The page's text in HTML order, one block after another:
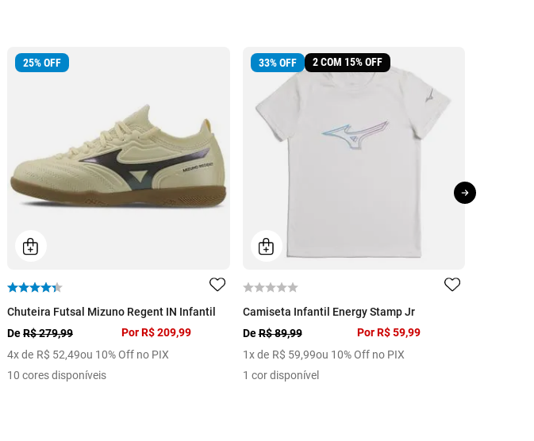
25%OFF
Chuteira Futsal Mizuno Regent IN Infantil
DeR$ 279,99
4x de R$ 52,49ou 10% Off no PIX
Por R$ 209,99
10 cores disponíveis
33%OFF 2 COM 15% OFF
Camiseta Infantil Energy Stamp Jr
DeR$ 89,99
1 x de R$ 59,99ou 10% Off no PIX
Por R$ 59,99
1 cor disponível